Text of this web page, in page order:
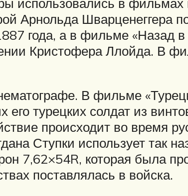
Арнольда Шварценеггера
года, а в фильме «Назад
Кристофера Ллойда. В
В фильме
турецких солдат из
происходит во время
Ступки использует так
7,62×54R, которая была
поставлялась в войска.